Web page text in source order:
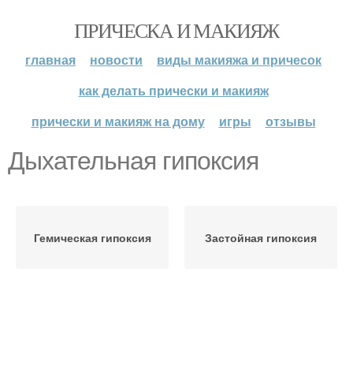
ПРИЧЕСКА И МАКИЯЖ
главная новости
виды макияжа и причесок
как делать прически и макияж
прически и макияж на дому
игры отзывы
Дыхательная гипоксия
Гемическая гипоксия Застойная гипоксия